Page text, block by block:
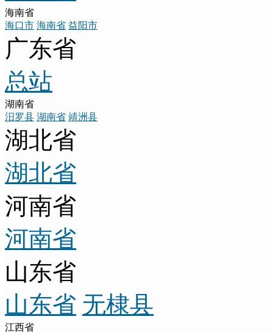
海南省
海口市 海南省 益阳市
广东省
总站
湖南省
汨罗县 湖南省 靖洲县
湖北省
湖北省
河南省
河南省
山东省
山东省 无棣县
江西省